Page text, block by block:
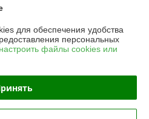
областной исполнительный
для обеспечения удобства
персональных
файлы cookies или